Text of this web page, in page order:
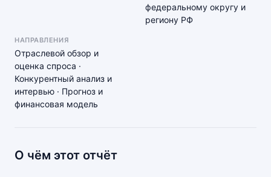
федеральному округу и
региону РФ
НАПРАВЛЕНИЯ
Отраслевой обзор и
оценка спроса ·
Конкурентный анализ и
интервью · Прогноз и
финансовая модель
О чём этот отчёт